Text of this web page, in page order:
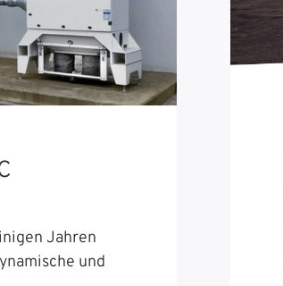
Jahren
und